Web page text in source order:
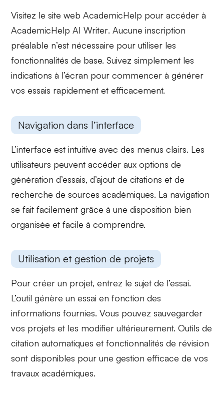
Visitez le site web AcademicHelp pour accéder à
AcademicHelp AI Writer. Aucune inscription
préalable n’est nécessaire pour utiliser les
fonctionnalités de base. Suivez simplement les
indications à l’écran pour commencer à générer
vos essais rapidement et efficacement.
Navigation dans l’interface
L’interface est intuitive avec des menus clairs. Les
utilisateurs peuvent accéder aux options de
génération d’essais, d’ajout de citations et de
recherche de sources académiques. La navigation
se fait facilement grâce à une disposition bien
organisée et facile à comprendre.
Utilisation et gestion de projets
Pour créer un projet, entrez le sujet de l’essai.
L’outil génère un essai en fonction des
informations fournies. Vous pouvez sauvegarder
vos projets et les modifier ultérieurement.Outils de
citation automatiques etfonctionnalités de révision
sont disponibles pour une gestion efficace de vos
travaux académiques.